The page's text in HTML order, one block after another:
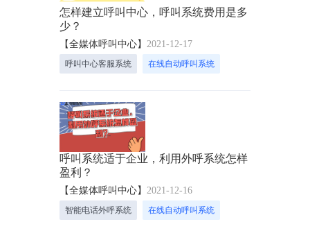
怎样建立呼叫中心，呼叫系统费用是多
少？
【全媒体呼叫中心】 2021-12-17
呼叫中心客服系统 在线自动呼叫系统
呼叫系统适于企业，利用外呼系统怎样
盈利？
【全媒体呼叫中心】 2021-12-16
智能电话外呼系统 在线自动呼叫系统